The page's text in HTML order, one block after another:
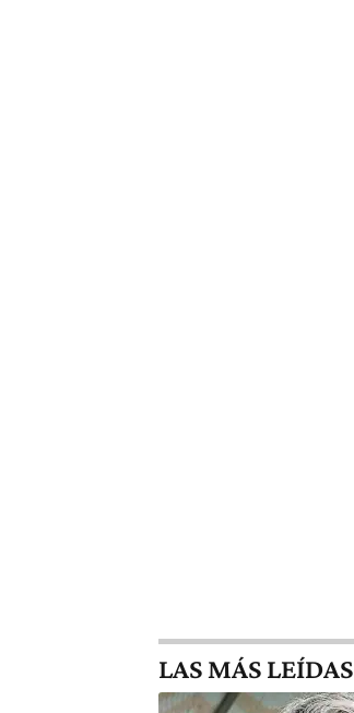
LAS MÁS LEÍDAS